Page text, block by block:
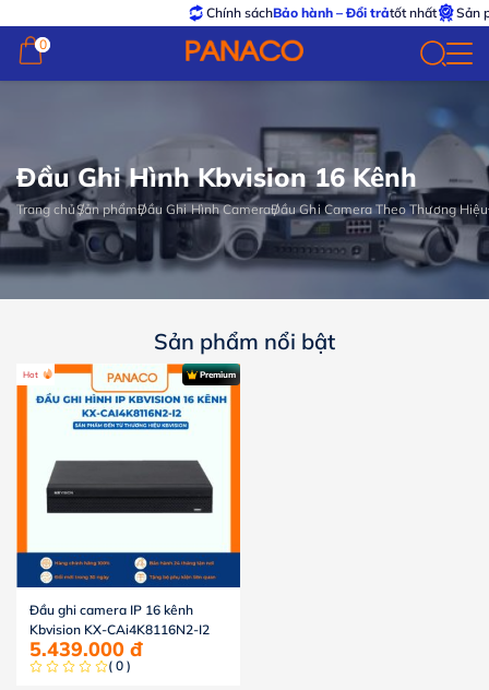
Chính sáchBảo hành – Đổi trả tốt nhất
Sản
0
0
Đầu Ghi Hình Kbvision 16 Kênh
Trang chủSản phẩmĐầu Ghi Hình CameraĐầu Ghi Camera Theo Thương Hiệu
Sản phẩm nổi bật
Hot Premium
Đầu ghi camera IP 16 kênh
Kbvision KX-CAi4K8116N2-I2
5.439.000 đ
( 0 )